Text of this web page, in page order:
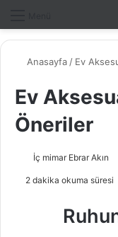
Anasayfa / Ev
Ev
Öneriler
İç mimar Ebrar Akın
2 dakika okuma süresi